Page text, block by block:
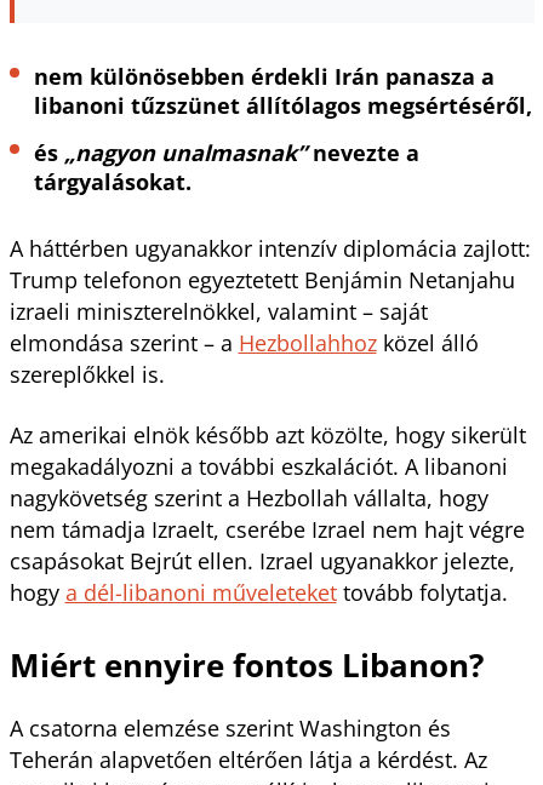
nem különösebben érdekli Irán panasza a
libanoni tűzszünet állítólagos megsértéséről,
és „nagyon unalmasnak”nevezte a
tárgyalásokat.
A háttérben ugyanakkor intenzív diplomácia zajlott:
Trump telefonon egyeztetett Benjámin Netanjahu
izraeli miniszterelnökkel, valamint – saját
elmondása szerint – a Hezbollahhozközel álló
szereplőkkel is.
Az amerikai elnök később azt közölte, hogy sikerült
megakadályozni a további eszkalációt. A libanoni
nagykövetség szerint a Hezbollah vállalta, hogy
nem támadja Izraelt, cserébe Izrael nem hajt végre
csapásokat Bejrút ellen. Izrael ugyanakkor jelezte,
hogy a dél-libanoni műveletekettovább folytatja.
Miért ennyire fontos Libanon?
A csatorna elemzése szerint Washington és
Teherán alapvetően eltérően látja a kérdést. Az